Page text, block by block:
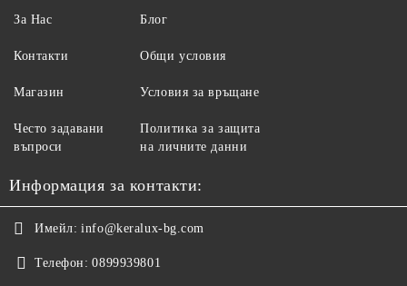
За Нас
Контакти
Магазин
Често задавани
въпроси
Блог
Общи условия
Условия за връщане
Политика за защита
на личните данни
Информация за контакти:
Имейл: info@keralux-bg.com
Телефон: 0899939801